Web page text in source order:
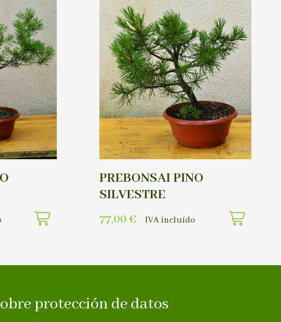
PREBONSAI PINO
SILVESTRE
77,00 € IVA incluído
protección de datos